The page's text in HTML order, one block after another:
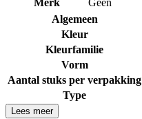
Algemeen
Kleur
Kleurfamilie
Vorm
Aantal stuks per verpakking
Type
Lees meer